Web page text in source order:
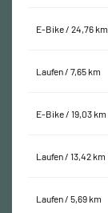
E-Bike / 24,76 km
Laufen / 7,65 km
E-Bike / 19,03 km
Laufen / 13,42 km
Laufen / 5,69 km